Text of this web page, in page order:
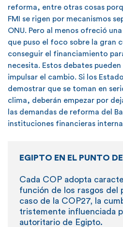
reforma, entre otras cosas
FMI se rigen por mecanismos
ONU. Pero al menos ofreció
que puso el foco sobre la gran
conseguir el financiamiento
necesita. Estos debates
impulsar el cambio. Si los
demostrar que se toman en
clima, deberán empezar por
las demandas de reforma del
instituciones financieras
EGIPTO EN EL PUNTO
Cada COP adopta
función de los rasgos del
caso de la COP27, la
tristemente influenciada
autoritario de Egipto.